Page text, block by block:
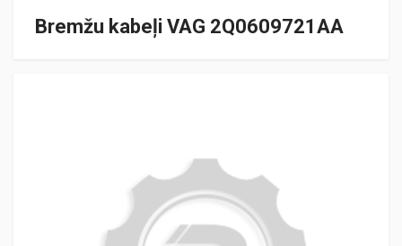
Bremžu kabeļi VAG 2Q0609721AA